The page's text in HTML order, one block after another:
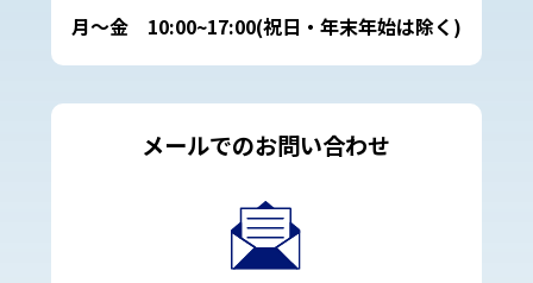
月～金 10:00~17:00(祝日・年末年始は除く)
メールでのお問い合わせ